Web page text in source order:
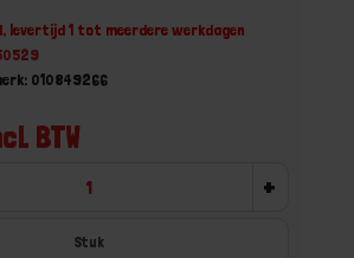
levertijd 1 tot meerdere werkdagen
010849266
BTW
+
Stuk